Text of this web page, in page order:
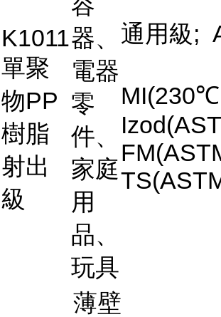
K1011
單聚
物PP
樹脂
射出
級
器、
電器
零
件、
家庭
用
品、
玩具
通用級;
薄壁